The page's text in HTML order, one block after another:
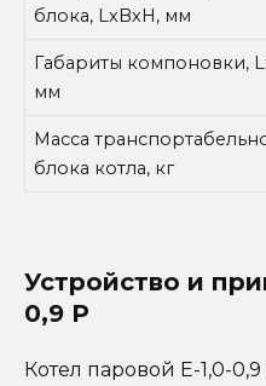
блока, LxBxH, мм
Габариты компоновки,
мм
Масса
блока котла, кг
Устройство и
0,9 Р
Котел паровой Е-1,0-